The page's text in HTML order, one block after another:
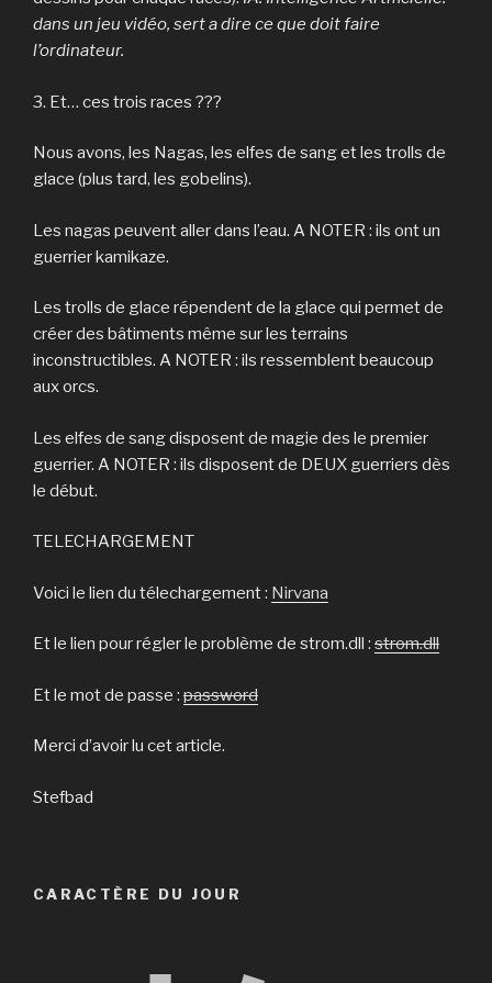
dans un jeu vidéo, sert a dire ce que doit faire
l’ordinateur.
3. Et… ces trois races ???
Nous avons, les Nagas, les elfes de sang et les trolls de
glace (plus tard, les gobelins).
Les nagas peuvent aller dans l’eau. A NOTER : ils ont un
guerrier kamikaze.
Les trolls de glace répendent de la glace qui permet de
créer des bâtiments même sur les terrains
inconstructibles. A NOTER : ils ressemblent beaucoup
aux orcs.
Les elfes de sang disposent de magie des le premier
guerrier. A NOTER : ils disposent de DEUX guerriers dès
le début.
TELECHARGEMENT
Voici le lien du télechargement : Nirvana
Et le lien pour régler le problème de strom.dll : strom.dll
Et le mot de passe : password
Merci d’avoir lu cet article.
Stefbad
CARACTÈRE DU JOUR